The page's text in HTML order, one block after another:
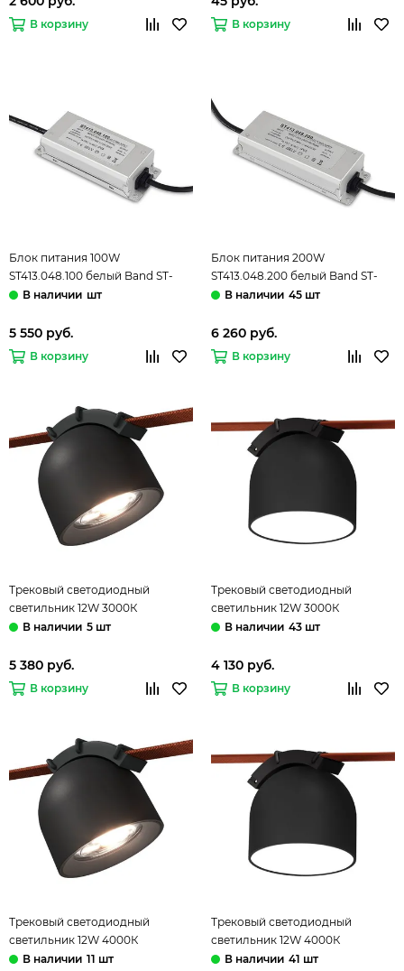
В корзину В корзину
Блок питания 100W
ST413.048.100 белый Band ST-
Luce
шт
5 550 руб.
В корзину
Блок питания 200W
ST413.048.200 белый Band ST-
Luce
45 шт
6 260 руб.
В корзину
Трековый светодиодный
светильник 12W 3000К
ST451.436.12.1 чёрный Band ST-
5 шт
5 380 руб.
В корзину
Трековый светодиодный
светильник 12W 3000К
ST451.436.12.2 чёрный Band ST-
43 шт
4 130 руб.
В корзину
Трековый светодиодный
светильник 12W 4000К
ST451.446.12.1 чёрный Band ST-
11 шт
Трековый светодиодный
светильник 12W 4000К
ST451.446.12.2 чёрный Band ST-
41 шт